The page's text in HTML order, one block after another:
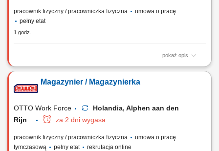
pracownik fizyczny / pracowniczka fizyczna
umowa o pracę
pełny etat
1 godz.
pokaż opis
Wykonywanie instalacji hydrauliki siłowej na podstawie rysunków
systemów rurowych; Terminowa realizacja procesów technologicznych
oraz wyznaczonych zadań produkcyjnych; Nadzór nad prawidłowym
Magazynier / Magazynierka
OTTO Work Force
Holandia, Alphen aan den
Rijn
za 2 dni wygasa
pracownik fizyczny / pracowniczka fizyczna
umowa o pracę
tymczasową
pełny etat rekrutacja online